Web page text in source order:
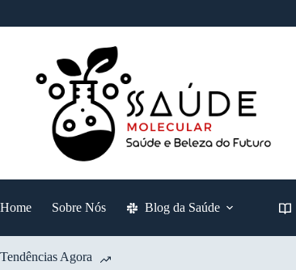
Home Sobre Nós Blog da Saúde
Tendências Agora